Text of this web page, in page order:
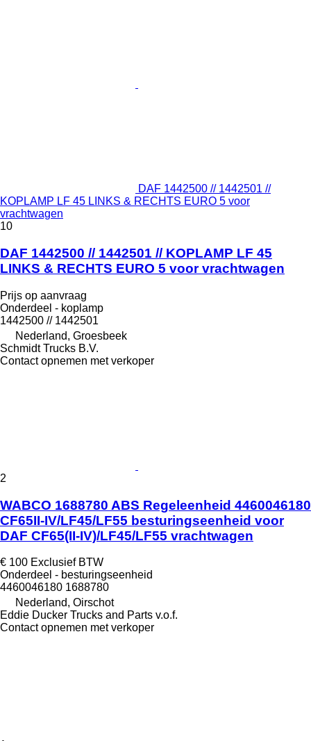
DAF 1442500 // 1442501 //
KOPLAMP LF 45 LINKS & RECHTS EURO 5 voor
vrachtwagen
10
DAF 1442500 // 1442501 // KOPLAMP LF 45
LINKS & RECHTS EURO 5 voor vrachtwagen
Prijs op aanvraag
Onderdeel - koplamp
1442500 // 1442501
Nederland, Groesbeek
Schmidt Trucks B.V.
Contact opnemen met verkoper
2
WABCO 1688780 ABS Regeleenheid 4460046180
CF65II-IV/LF45/LF55 besturingseenheid voor
DAF CF65(II-IV)/LF45/LF55 vrachtwagen
€ 100 Exclusief BTW
Onderdeel - besturingseenheid
4460046180 1688780
Nederland, Oirschot
Eddie Ducker Trucks and Parts v.o.f.
Contact opnemen met verkoper